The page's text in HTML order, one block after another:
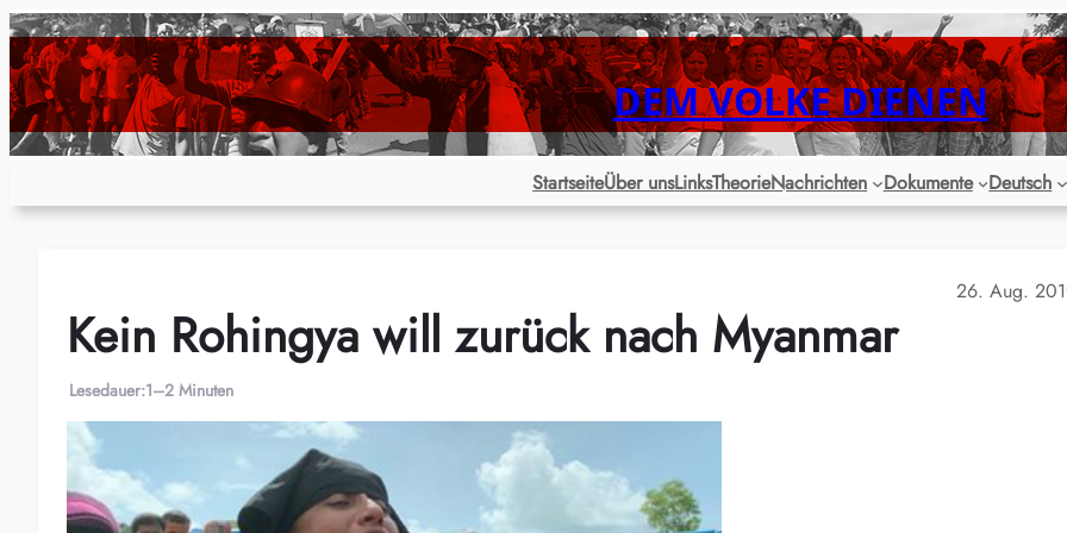
Zum
Inhalt
springen
DEM VOLKE DIENEN
StartseiteÜber unsLinksTheorieNachrichten Dokumente Deutsch
26. Aug.
Kein Rohingya will zurück nach Myanmar
Lesedauer:1–2 Minuten